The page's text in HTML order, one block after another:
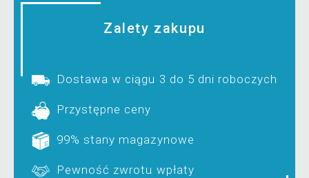
Zalety zakupu
Dostawa w ciągu 3 do 5 dni roboczych
Przystępne ceny
99% stany magazynowe
Pewność zwrotu wpłaty